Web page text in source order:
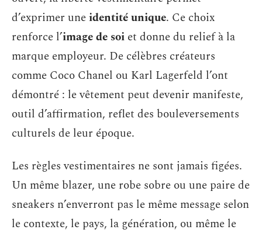
d’exprimer uneidentité unique. Ce choix
renforce l’image de soi et donne du relief à la
marque employeur. De célèbres créateurs
comme Coco Chanel ou Karl Lagerfeld l’ont
démontré : le vêtement peut devenir manifeste,
outil d’affirmation, reflet des bouleversements
culturels de leur époque.
Les règles vestimentaires ne sont jamais figées.
Un même blazer, une robe sobre ou une paire de
sneakers n’enverront pas le même message selon
le contexte, le pays, la génération, ou même le